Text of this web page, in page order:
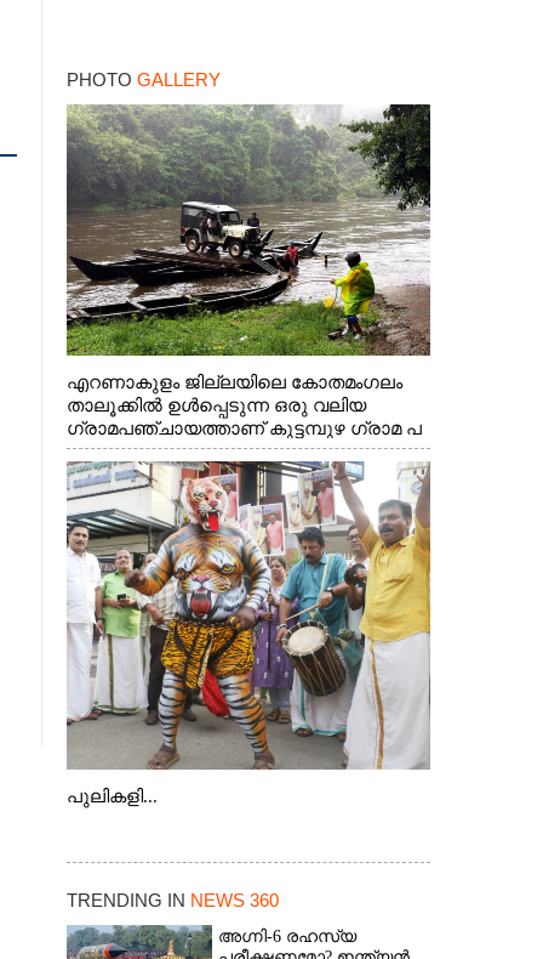
PHOTO GALLERY
എറണാകുളം ജില്ലയിലെ കോതമംഗലം
താലൂക്കിൽ ഉൾപ്പെടുന്ന ഒരു വലിയ
ഗ്രാമപഞ്ചായത്താണ് കുട്ടമ്പുഴ ഗ്രാമ പ
ഞ്ചായത്ത്. ആദിവാസി ഊരുകളായ
വെള്ളാരംകുത്ത്, കത്തിപ്പാറ, ഉറിയംപെട്ടി,
തേക്കല്ല്, വെട്ടിക്കല്ല്, മഞ്ചപ്പാറ എന്നീ
ആറു സ്ഥലങ്ങളിലേക്കുള്ള പ്രധാന
സഞ്ചാര മാർഗമാണ് ഈ കാണുന്ന
കടത്ത് വള്ളം
പുലികളി...
TRENDING IN NEWS 360
അഗ്നി-6 രഹസ്യ